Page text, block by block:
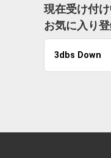
現在受け付
お気に入り
3dbs Down